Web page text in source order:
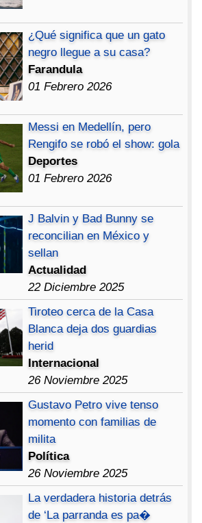
¿Qué significa que un gato
negro llegue a su casa?
Farandula
01 Febrero 2026
Messi en Medellín, pero
Rengifo se robó el show: gola
Deportes
01 Febrero 2026
J Balvin y Bad Bunny se
reconcilian en México y
sellan
Actualidad
22 Diciembre 2025
Tiroteo cerca de la Casa
Blanca deja dos guardias
herid
Internacional
26 Noviembre 2025
Gustavo Petro vive tenso
momento con familias de
milita
Política
26 Noviembre 2025
La verdadera historia detrás
de ‘La parranda es pa�